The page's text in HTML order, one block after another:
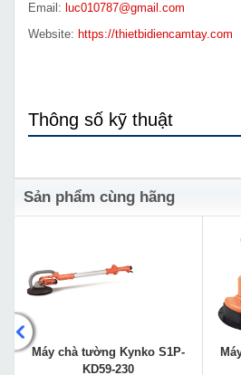
Email: luc010787@gmail.com
Website: https://thietbidiencamtay.com
Thông số kỹ thuật
Sản phẩm cùng hãng
Máy chà tường Kynko S1P-
KD59-230